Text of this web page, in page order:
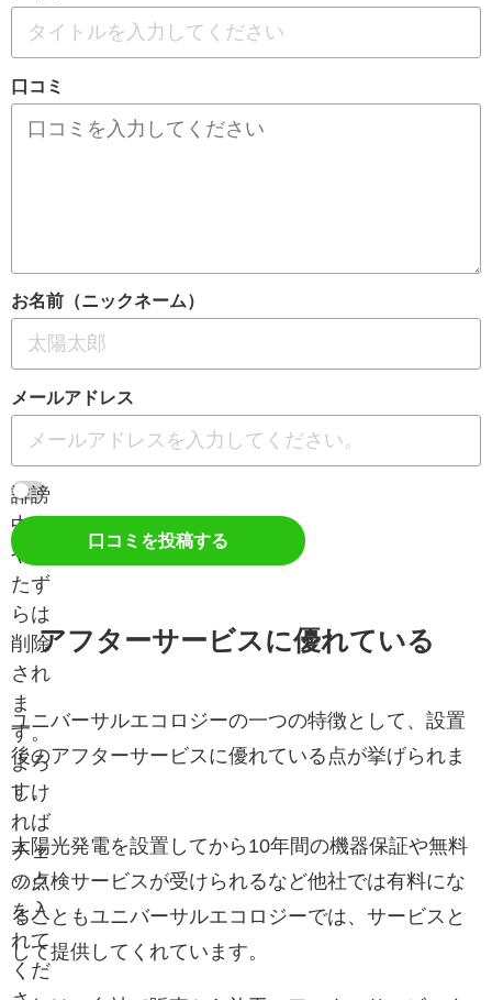
口コミ
お名前（ニックネーム）
メールアドレス
誹謗
中傷
やい
たず
らは
削除
され
ま
す。
よろ
しけ
れば
チェ
ック
を入
れて
くだ
口コミを投稿する
アフターサービスに優れている
ユニバーサルエコロジーの一つの特徴として、設置
後のアフターサービスに優れている点が挙げられま
す。
太陽光発電を設置してから10年間の機器保証や無料
の点検サービスが受けられるなど他社では有料にな
ることもユニバーサルエコロジーでは、サービスと
して提供してくれています。